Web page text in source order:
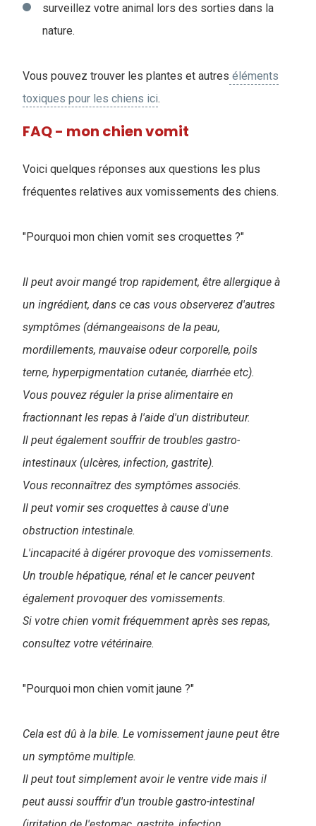
surveillez votre animal lors des sorties dans la
nature.
Vous pouvez trouver les plantes et autres éléments
toxiques pour les chiens ici.
FAQ - mon chien vomit
Voici quelques réponses aux questions les plus
fréquentes relatives aux vomissements des chiens.
"Pourquoi mon chien vomit ses croquettes ?"
Il peut avoir mangé trop rapidement, être allergique à
un ingrédient, dans ce cas vous observerez d'autres
symptômes (démangeaisons de la peau,
mordillements, mauvaise odeur corporelle, poils
terne, hyperpigmentation cutanée, diarrhée etc).
Vous pouvez réguler la prise alimentaire en
fractionnant les repas à l'aide d'un distributeur.
Il peut également souffrir de troubles gastro-
intestinaux (ulcères, infection, gastrite).
Vous reconnaîtrez des symptômes associés.
Il peut vomir ses croquettes à cause d'une
obstruction intestinale.
L'incapacité à digérer provoque des vomissements.
Un trouble hépatique, rénal et le cancer peuvent
également provoquer des vomissements.
Si votre chien vomit fréquemment après ses repas,
consultez votre vétérinaire.
"Pourquoi mon chien vomit jaune ?"
Cela est dû à la bile. Le vomissement jaune peut être
un symptôme multiple.
Il peut tout simplement avoir le ventre vide mais il
peut aussi souffrir d'un trouble gastro-intestinal